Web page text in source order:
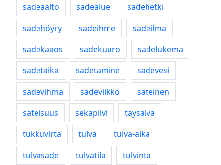
sadeaalto
sadealue
sadehetki
sadehöyry
sadeihme
sadeilma
sadekaaos
sadekuuro
sadelukema
sadetaika
sadetamine
sadevesi
sadevihma
sadeviikko
sateinen
sateisuus
sekapilvi
täysalva
tukkuvirta
tulva
tulva-aika
tulvasade
tulvatila tulvinta